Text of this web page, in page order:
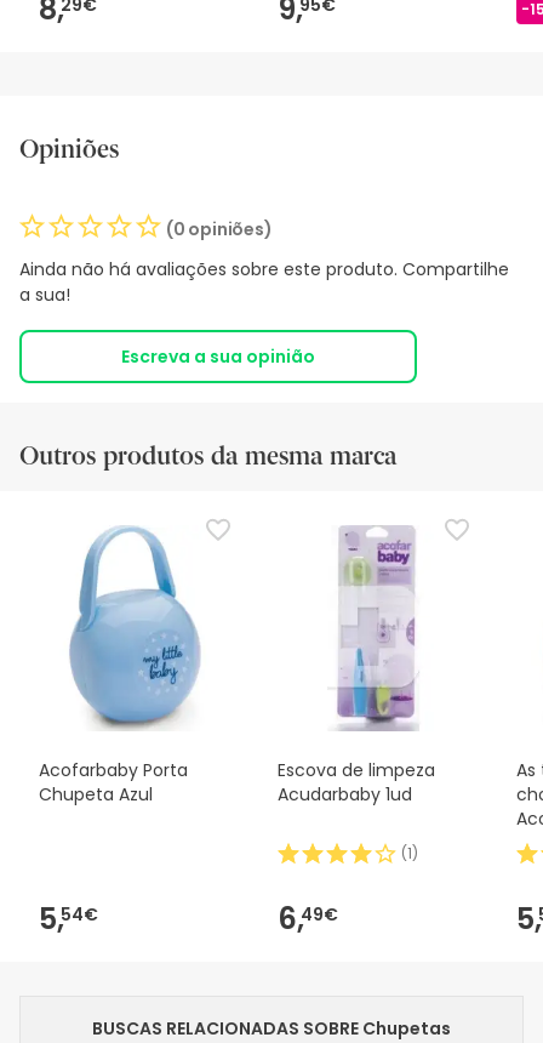
8, 9, -
Opiniões
(0 opiniões)
Ainda não há avaliações sobre este produto. Compartilhe
a sua!
Escreva a sua opinião
Outros produtos da mesma marca
Acofarbaby Porta
Chupeta Azul
5,54€
Escova de limpeza
Acudarbaby 1ud
(1)
6,49€
As
5,
BUSCAS RELACIONADAS SOBRE Chupetas